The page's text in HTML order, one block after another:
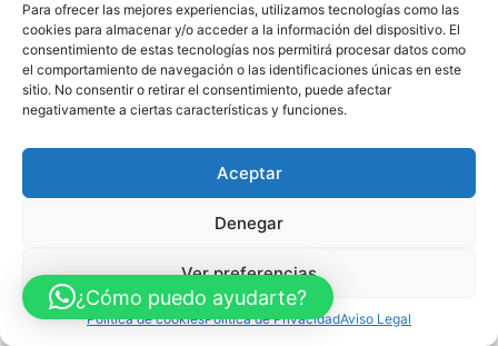
Para ofrecer las mejores experiencias, utilizamos tecnologías como las
cookies para almacenar y/o acceder a la información del dispositivo. El
consentimiento de estas tecnologías nos permitirá procesar datos como
el comportamiento de navegación o las identificaciones únicas en este
sitio. No consentir o retirar el consentimiento, puede afectar
negativamente a ciertas características y funciones.
Aceptar
Denegar
Ver preferencias
Política de cookiesPolítica de PrivacidadAviso Legal
FINANCIADO POR LA UNIÓN EUROPEA CON EL PROGRAMA KIT
DIGITAL POR LOS FONDOS NEXT GENERATION (EU) DEL
MECANISMO DE RECUPERACIÓN Y RESILENCIA
© Guia Telefónica de Empresas – Todos los derechos reservados.
¿Cómo puedo ayudarte?